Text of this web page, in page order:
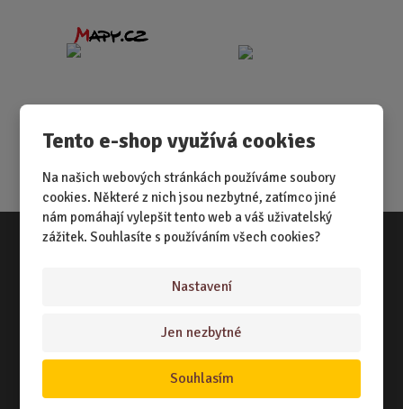
Tento e-shop využívá cookies
Na našich webových stránkách používáme soubory
cookies. Některé z nich jsou nezbytné, zatímco jiné
nám pomáhají vylepšit tento web a váš uživatelský
zážitek. Souhlasíte s používáním všech cookies?
Nastavení
Jen nezbytné
Souhlasím
TERMÍNY ODESLÁNÍ ZBOŽÍ
ZPŮSOB DORUČENÍ